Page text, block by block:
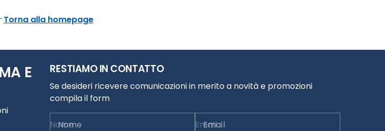
Torna alla homepage
E
RESTIAMO IN CONTATTO
Se desideri ricevere comunicazioni in merito a novità e promozioni
compila il form
Nome Email